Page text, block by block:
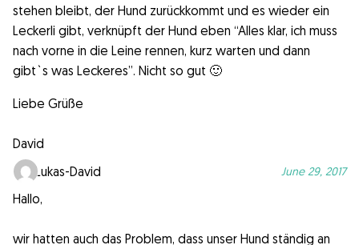
stehen bleibt, der Hund zurückkommt und es wieder ein
Leckerli gibt, verknüpft der Hund eben “Alles klar, ich muss
nach vorne in die Leine rennen, kurz warten und dann
gibt`s was Leckeres”. Nicht so gut 🙂
Liebe Grüße
David
Lukas-David
June 29, 2017
Hallo,
wir hatten auch das Problem, dass unser Hund ständig an